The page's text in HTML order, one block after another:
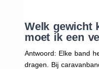
Welk gewicht
moet ik een
Antwoord: Elke band
dragen. Bij